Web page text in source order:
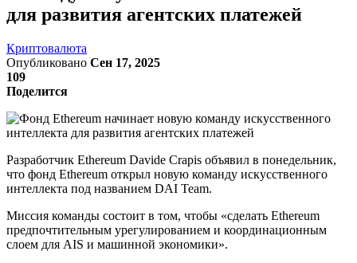
для развития агентских платежей
Криптовалюта
Опубликовано Сен 17, 2025
109
Поделится
Разработчик Ethereum Davide Crapis объявил в понедельник,
что фонд Ethereum открыл новую команду искусственного
интеллекта под названием DAI Team.
Миссия команды состоит в том, чтобы «сделать Ethereum
предпочтительным урегулированием и координационным
слоем для AIS и машинной экономики».